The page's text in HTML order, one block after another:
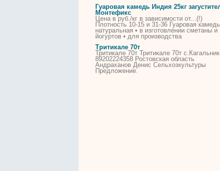
Гуаровая камедь Индия 25кг
Монтефикс
Цена в руб./кг в зависимости от...(!)
Плотность 10-15 и 31-36 Гуаровая камедь
натуральная • в изготовлении сметаны и
йогуртов • для производства
Тритикале 70т
Тритикале 70т Тритикале 70т с.Кагальник
89202224358 Ростовская область
Андраханов Денис Сельхозкультуры
Предложение.